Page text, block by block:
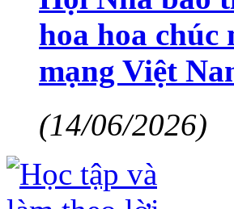
hoa hoa
mạng Việt
(14/06/2026)